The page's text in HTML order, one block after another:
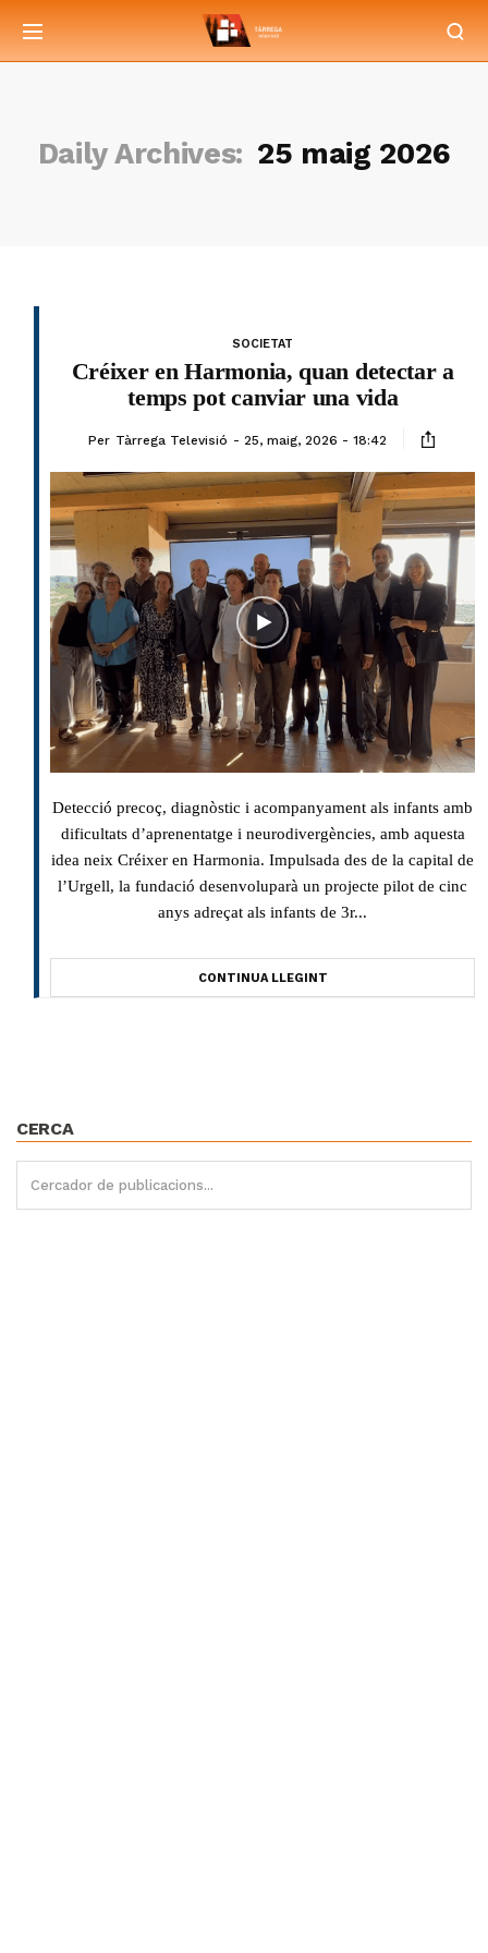
Daily Archives: 25 maig 2026
SOCIETAT
Créixer en Harmonia, quan detectar a
temps pot canviar una vida
Per Tàrrega Televisió 25, maig, 2026 - 18:42
Detecció precoç, diagnòstic i acompanyament als infants amb
dificultats d’aprenentatge i neurodivergències, amb aquesta
idea neix Créixer en Harmonia. Impulsada des de la capital de
l’Urgell, la fundació desenvoluparà un projecte pilot de cinc
anys adreçat als infants de 3r...
CONTINUA LLEGINT
CERCA